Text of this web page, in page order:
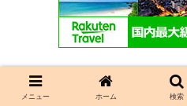
メニュー ホーム 検索